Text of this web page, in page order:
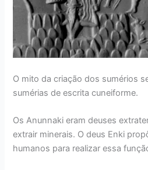
O mito da criação dos sumérios
sumérias de escrita cuneiforme.
Os Anunnaki eram deuses
extrair minerais. O deus Enki
humanos para realizar essa